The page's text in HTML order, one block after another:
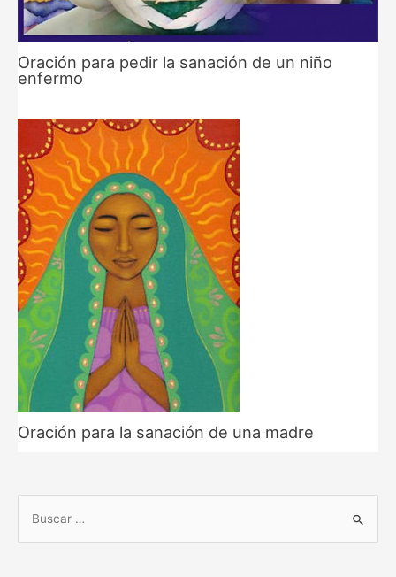
Oración para pedir la sanación de un niño
enfermo
Oración para la sanación de una madre